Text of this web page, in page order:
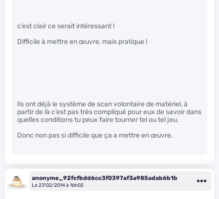
c’est clair ce serait intéressant !
Difficile à mettre en œuvre, mais pratique !
Ils ont déjà le système de scan volontaire de matériel, à
partir de là c’est pas très compliqué pour eux de savoir dans
quelles conditions tu peux faire tourner tel ou tel jeu.
Donc non pas si difficile que ça a mettre en œuvre.
anonyme_92fcfbdd6cc3f0397af3a985adab6b1b
Le 27/02/2014 à 16h02